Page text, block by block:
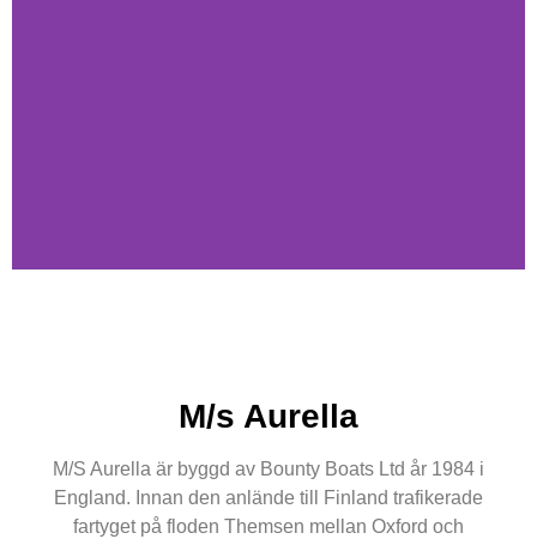
Rutten går från Apoteksmuseet i centrum till Runsala båtvarv.
På tillbakavägen till centrum gör fartyget en vända vid
Apoteksmuseet. Under resan kan du bekanta dig med Åbos
historia genom den trespråkiga audioguidningen. Resan tar ca
1,5 timme.
M/s Aurella
M/S Aurella är byggd av Bounty Boats Ltd år 1984 i
England. Innan den anlände till Finland trafikerade
fartyget på floden Themsen mellan Oxford och